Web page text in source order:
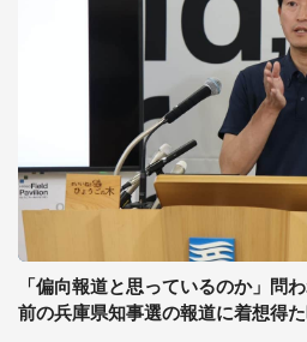
「偏向報道と思っているのか」問
前の兵庫県知事選の報道に着想得